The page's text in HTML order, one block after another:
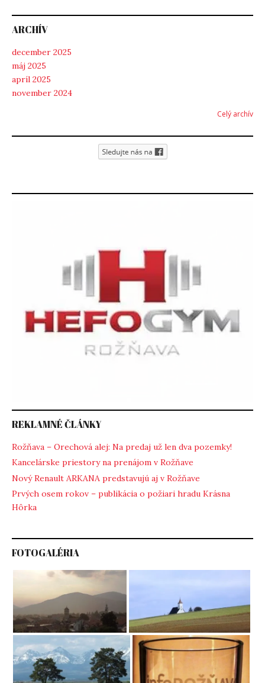
ARCHÍV
december 2025
máj 2025
apríl 2025
november 2024
Celý archív
REKLAMNÉ ČLÁNKY
Rožňava – Orechová alej: Na predaj už len dva pozemky!
Kancelárske priestory na prenájom v Rožňave
Nový Renault ARKANA predstavujú aj v Rožňave
Prvých osem rokov – publikácia o požiari hradu Krásna
Hôrka
FOTOGALÉRIA